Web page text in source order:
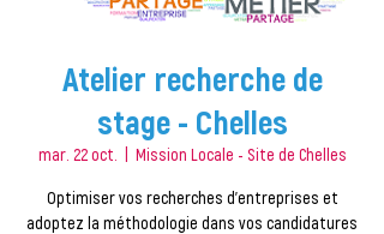
Atelier recherche de
stage - Chelles
mar. 22 oct. Mission Locale - Site de Chelles
Optimiser vos recherches d'entreprises et
adoptez la méthodologie dans vos candidatures